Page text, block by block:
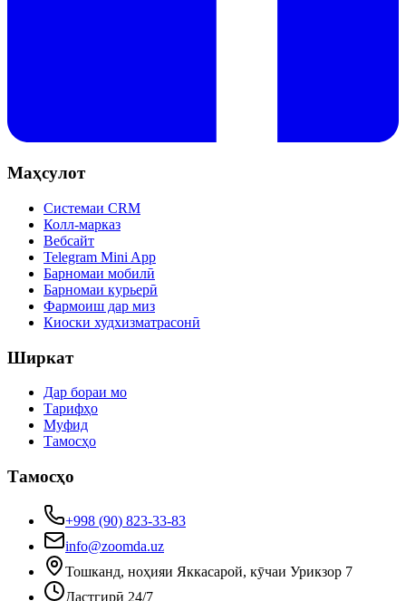
Маҳсулот
Системаи CRM
Колл-марказ
Вебсайт
Telegram Mini App
Барномаи мобилӣ
Барномаи курьерӣ
Фармоиш дар миз
Киоски худхизматрасонӣ
Ширкат
Дар бораи мо
Тарифҳо
Муфид
Тамосҳо
Тамосҳо
+998 (90) 823-33-83
info@zoomda.uz
Тошканд, ноҳияи Яккасарой, кӯчаи Урикзор 7
Дастгирӣ 24/7